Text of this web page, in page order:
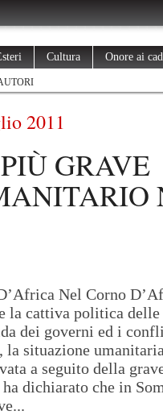
Cultura Onore ai
2011
GRAVE
Nel Corno
la cattiva politica
dei governi ed i
la situazione
a seguito della
ha dichiarato che in